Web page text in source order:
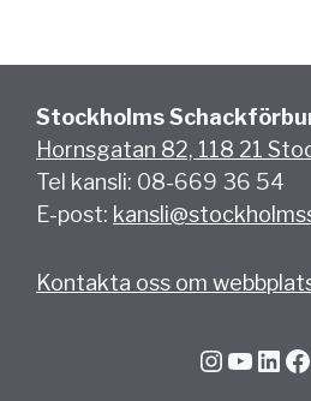
Stockholms
Hornsgatan 82, 118 21
Tel kansli: 08-669 36 54
E-post:
Kontakta oss om
InstagramYouTube LinkedIn Facebook